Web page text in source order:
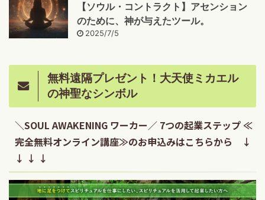
【ソウル・コントラクト】アセンション
のために、神が与えたツール。
2025/7/5
無料遠隔プレゼント！大天使ミカエル
の神聖なシンボル
＼SOUL AWAKENING ワーカー／ 7つの起業ステップ ≪
完全無料オンライン講座≫のお申込みはこちらから ↓
↓ ↓ ↓